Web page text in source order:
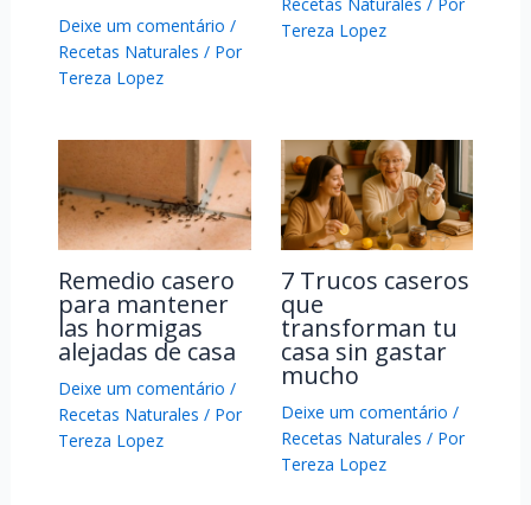
Deixe um comentário /
Recetas Naturales / Por
Tereza Lopez
Recetas Naturales / Por
Tereza Lopez
Remedio casero
para mantener
las hormigas
alejadas de casa
Deixe um comentário /
Recetas Naturales / Por
Tereza Lopez
7 Trucos caseros
que
transforman tu
casa sin gastar
mucho
Deixe um comentário /
Recetas Naturales / Por
Tereza Lopez